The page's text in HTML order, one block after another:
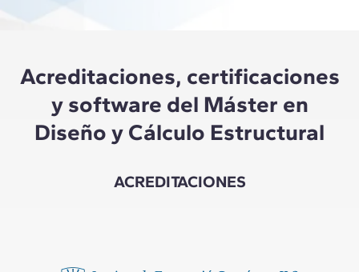
Acreditaciones, certificaciones
y software del Máster en
Diseño y Cálculo Estructural
ACREDITACIONES